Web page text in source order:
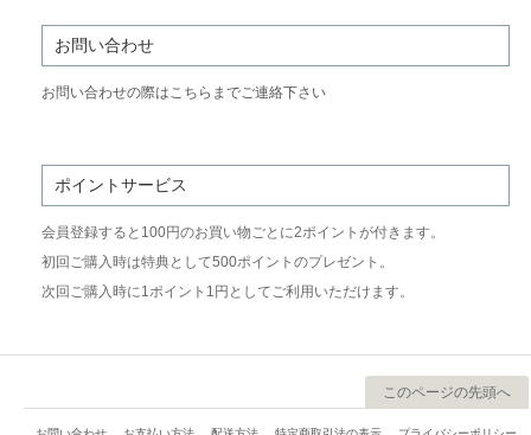
お問い合わせ
お問い合わせの際はこちらまでご連絡下さい
ポイントサービス
会員登録すると100円のお買い物ごとに2ポイントが付きます。
初回ご購入時は特典として500ポイントのプレゼント。
次回ご購入時に1ポイント1円としてご利用いただけます。
このページの先頭へ